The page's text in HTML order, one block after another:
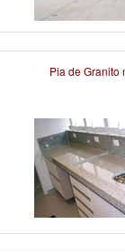
Pia de Granito